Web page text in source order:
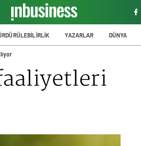
YAZARLAR DÜNYA